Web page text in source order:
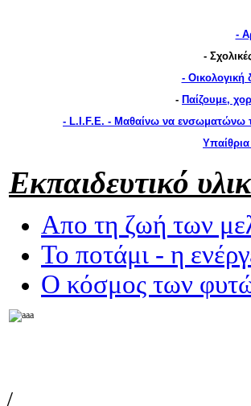
-
-
- Οικολογική
- Παίζουμε,
- L.I.F.E. - Μαθαίνω να ενσωματώνω
Εκπαιδευτικό
Απο τη ζωή των
Το ποτάμι - η
Ο κόσμος των
/